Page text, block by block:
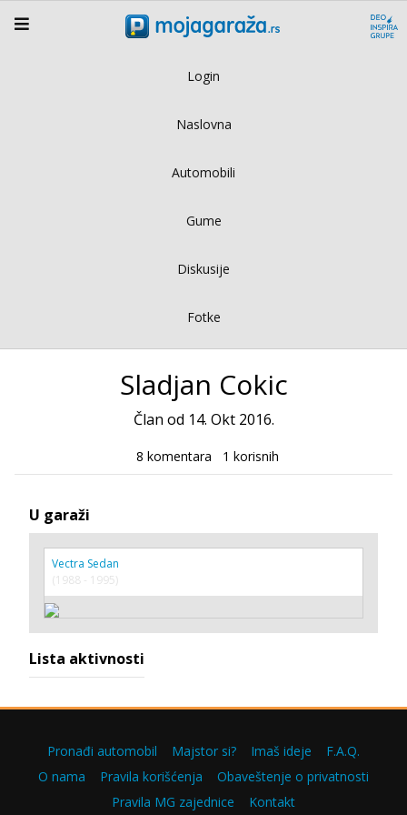
Login
Naslovna
Automobili
Gume
Diskusije
Fotke
Sladjan Cokic
Član od 14. Okt 2016.
8 komentara 1 korisnih
U garaži
Vectra Sedan
(1988 - 1995)
Lista aktivnosti
Pronađi automobil Majstor si? Imaš ideje
F.A.Q.
O nama
Pravila korišćenja
Obaveštenje o privatnosti
Pravila MG zajednice
Kontakt